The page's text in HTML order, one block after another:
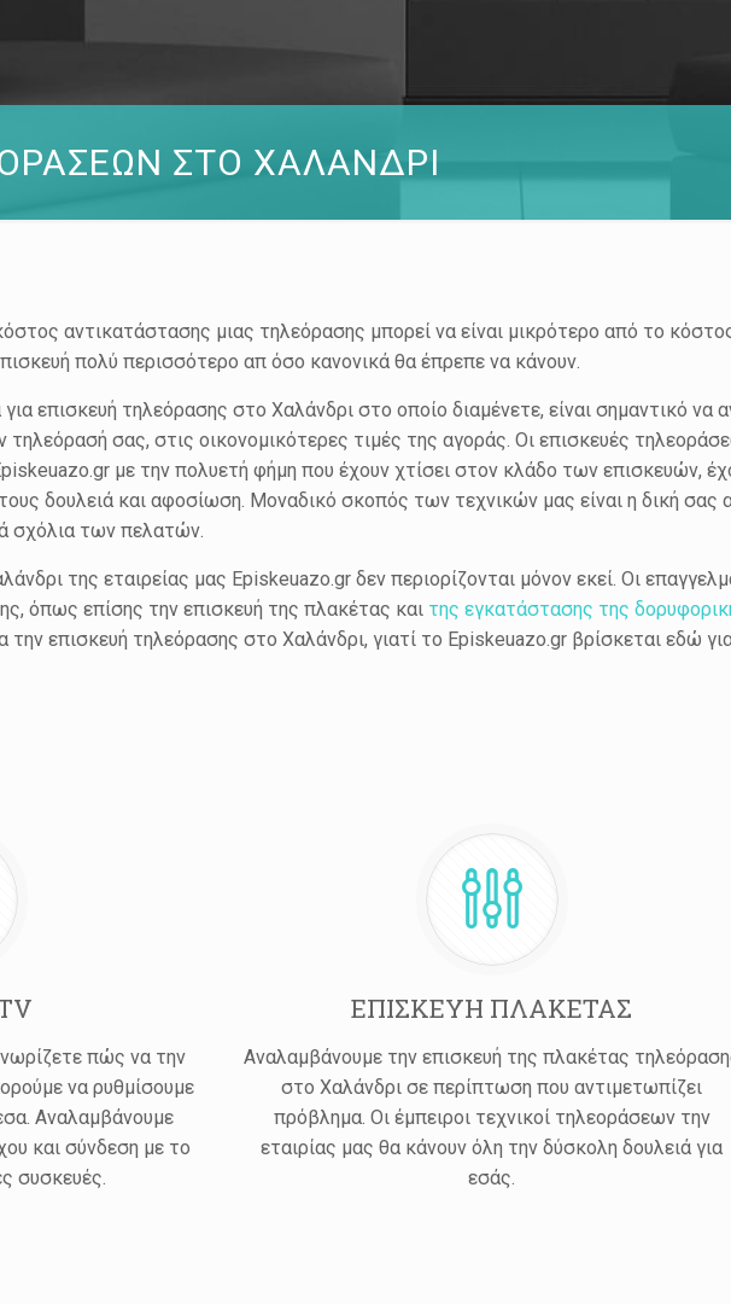
ΣΤΟ ΧΑΛΑΝΔΡΙ
αντικατάστασης μιας τηλεόρασης μπορεί να είναι μικρότερο από το
πολύ περισσότερο απ όσο κανονικά θα έπρεπε να κάνουν.
επισκευή τηλεόρασης στο Χαλάνδρι στο οποίο διαμένετε, είναι σημαντικό να
σας, στις οικονομικότερες τιμές της αγοράς. Οι επισκευές
με την πολυετή φήμη που έχουν χτίσει στον κλάδο των επισκευών,
δουλειά και αφοσίωση. Μοναδικό σκοπός των τεχνικών μας είναι η δική σας
σχόλια των πελατών.
της εταιρείας μας Episkeuazo.gr δεν περιορίζονται μόνον εκεί. Οι
όπως επίσης την επισκευή της πλακέτας και της εγκατάστασης της
την επισκευή τηλεόρασης στο Χαλάνδρι, γιατί το Episkeuazo.gr βρίσκεται εδώ
πώς να την
να ρυθμίσουμε
Αναλαμβάνουμε
και σύνδεση με το
συσκευές.
ΕΠΙΣΚΕΥΗ ΠΛΑΚΕΤΑΣ
Αναλαμβάνουμε την επισκευή της πλακέτας
στο Χαλάνδρι σε περίπτωση που αντιμετωπίζει
πρόβλημα. Οι έμπειροι τεχνικοί τηλεοράσεων την
εταιρίας μας θα κάνουν όλη την δύσκολη δουλειά για
εσάς.